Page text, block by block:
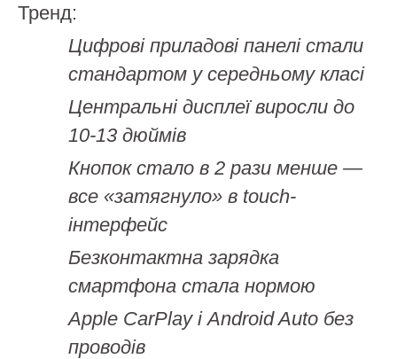
Тренд:
Цифрові приладові панелі стали
стандартом у середньому класі
Центральні дисплеї виросли до
10-13 дюймів
Кнопок стало в 2 рази менше —
все «затягнуло» в touch-
інтерфейс
Безконтактна зарядка
смартфона стала нормою
Apple CarPlay і Android Auto без
проводів